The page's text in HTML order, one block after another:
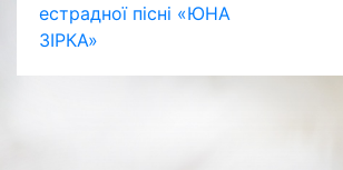
естрадної пісні «ЮНА
ЗІРКА»